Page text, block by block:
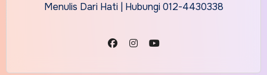
Menulis Dari Hati | Hubungi 012-4430338